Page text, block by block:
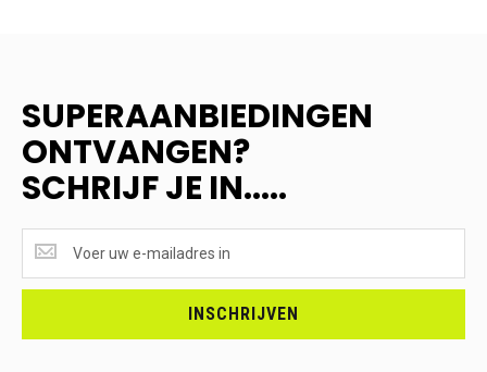
SUPERAANBIEDINGEN
ONTVANGEN?
SCHRIJF JE IN.....
ONTVANGEN?
<br>SCHRIJF
INSCHRIJVEN